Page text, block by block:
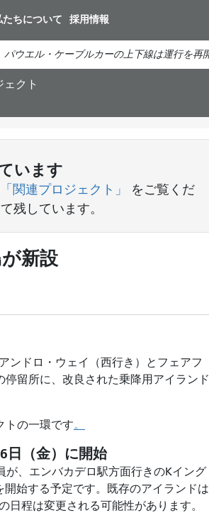
イ
ン
コ
たちについて 採用情報
ウエル・ケーブルカーの上下線は運行を再
クト
います
関連プロジェクト」
をご覧くだ
残しています。
新設
ンドロ・ウェイ（西行き）とフェアフ
留所に、改良された乗降用アイランド
トの一環です。
日（金）に開始
、エンバカデロ駅方面行きのKイング
始する予定です。既存のアイランドは
日程は変更される可能性があります。